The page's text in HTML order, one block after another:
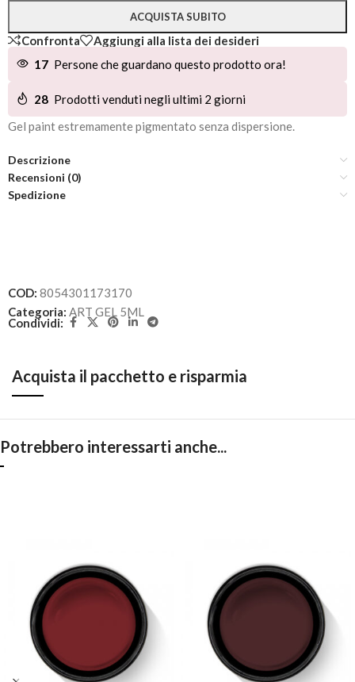
ACQUISTA SUBITO
Confronta
Aggiungi alla lista dei desideri
17 Persone che guardano questo prodotto ora!
28 Prodotti venduti negli ultimi 2 giorni
Gel paint estremamente pigmentato senza dispersione.
Descrizione
Recensioni (0)
Spedizione
COD: 8054301173170
Categoria: ART GEL 5ML
Condividi:
Acquista il pacchetto e risparmia
Potrebbero interessarti anche...